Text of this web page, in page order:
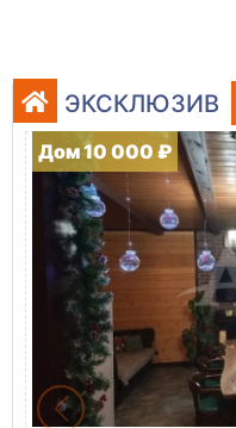
ЭКСКЛЮЗИВ
Дом 10 000 ₽